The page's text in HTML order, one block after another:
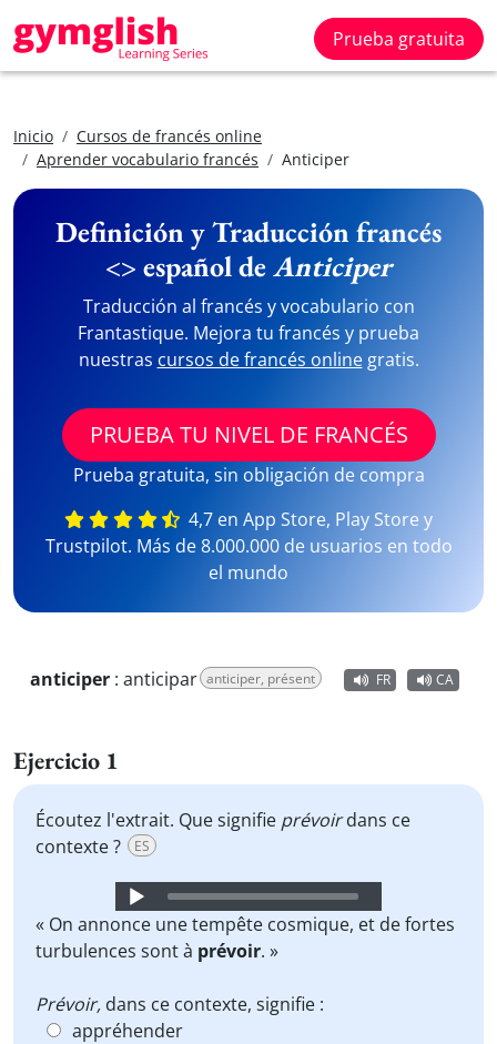
Prueba gratuita
Inicio
Cursos de francés online
Aprender vocabulario francés
Anticiper
Definición y Traducción francés
<> español deAnticiper
Traducción al francés y vocabulario con
Frantastique. Mejora tu francés y prueba
nuestras cursos de francés onlinegratis.
PRUEBA TU NIVEL DE FRANCÉS
Prueba gratuita, sin obligación de compra
4,7 en App Store, Play Store y
Trustpilot. Más de 8.000.000 de usuarios en todo
el mundo
anticiper : anticipar anticiper, présent FR CA
Ejercicio 1
Écoutez l'extrait. Que signifie prévoirdans ce
contexte ?
ES
Audio
Player
« On annonce une tempête cosmique, et de fortes
turbulences sont à prévoir. »
Prévoir, dans ce contexte, signifie :
appréhender